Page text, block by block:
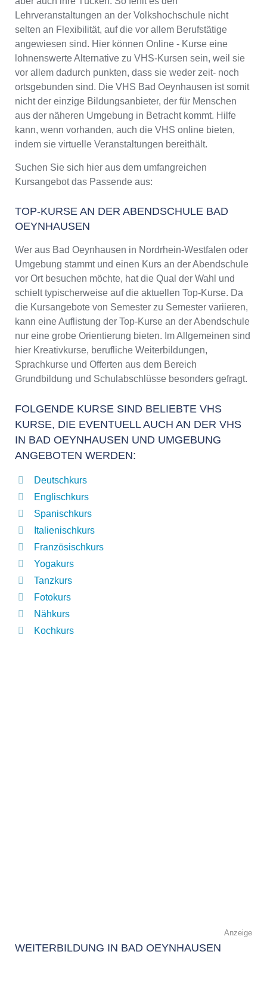
Lehrveranstaltungen an der Volkshochschule nicht
selten an Flexibilität, auf die vor allem Berufstätige
angewiesen sind. Hier können Online - Kurse eine
lohnenswerte Alternative zu VHS-Kursen sein, weil sie
vor allem dadurch punkten, dass sie weder zeit- noch
ortsgebunden sind. Die VHS Bad Oeynhausen ist somit
nicht der einzige Bildungsanbieter, der für Menschen
aus der näheren Umgebung in Betracht kommt. Hilfe
kann, wenn vorhanden, auch die VHS online bieten,
indem sie virtuelle Veranstaltungen bereithält.
Suchen Sie sich hier aus dem umfangreichen
Kursangebot das Passende aus:
TOP-KURSE AN DER ABENDSCHULE BAD
OEYNHAUSEN
Wer aus Bad Oeynhausen in Nordrhein-Westfalen oder
Umgebung stammt und einen Kurs an der Abendschule
vor Ort besuchen möchte, hat die Qual der Wahl und
schielt typischerweise auf die aktuellen Top-Kurse. Da
die Kursangebote von Semester zu Semester variieren,
kann eine Auflistung der Top-Kurse an der Abendschule
nur eine grobe Orientierung bieten. Im Allgemeinen sind
hier Kreativkurse, berufliche Weiterbildungen,
Sprachkurse und Offerten aus dem Bereich
Grundbildung und Schulabschlüsse besonders gefragt.
FOLGENDE KURSE SIND BELIEBTE VHS
KURSE, DIE EVENTUELL AUCH AN DER VHS
IN BAD OEYNHAUSEN UND UMGEBUNG
ANGEBOTEN WERDEN:
Deutschkurs
Englischkurs
Spanischkurs
Italienischkurs
Französischkurs
Yogakurs
Tanzkurs
Fotokurs
Nähkurs
Kochkurs
Anzeige
WEITERBILDUNG IN BAD OEYNHAUSEN